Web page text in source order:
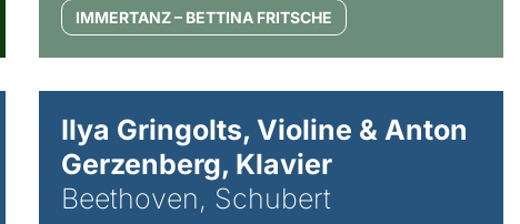
IMMERTANZ – BETTINA FRITSCHE
Ilya Gringolts, Violine & Anton
Gerzenberg, Klavier
Beethoven, Schubert